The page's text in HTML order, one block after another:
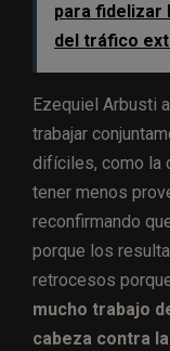
para fidelizar
del tráfico
Ezequiel Arbusti
trabajar
difíciles, como la
tener menos
reconfirmando
porque los
retrocesos
mucho trabajo
cabeza contra